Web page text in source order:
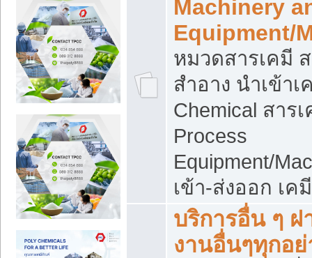
Machinery
Equipment/
หมวดสารเคมี
สำอาง นำเข้
Chemical สาร
Process
Equipment/
เข้า-ส่งออก เ
บริการอื่น ๆ
งานอื่นๆทุกอ